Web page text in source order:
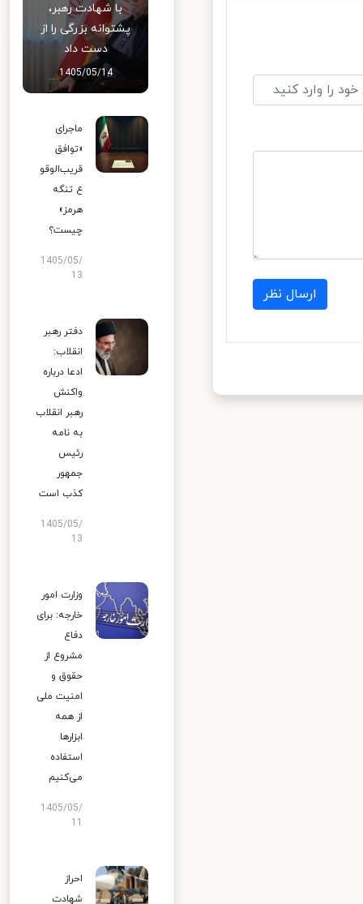
ارسال نظر
با شهادت رهبر،
پشتوانه بزرگی را از
دست داد
1405/05/14
ماجرای
«توافق
قریب‌الوقو
ع تنگه
هرمز»
چیست؟
1405/05/
13
دفتر رهبر
انقلاب:
ادعا درباره
واکنش
رهبر انقلاب
به نامه
رئیس
جمهور
کذب است
1405/05/
13
وزارت امور
خارجه: برای
دفاع
مشروع از
حقوق و
امنیت ملی
از همه
ابزارها
استفاده
می‌کنیم
1405/05/
احراز
شهادت